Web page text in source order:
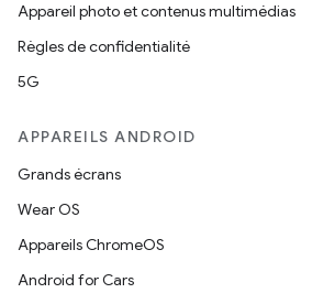
Appareil photo et contenus multimédias
Règles de confidentialité
5G
APPAREILS ANDROID
Grands écrans
Wear OS
Appareils ChromeOS
Android for Cars